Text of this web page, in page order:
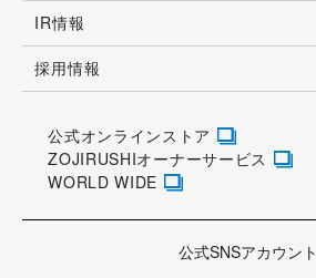
IR情報
採用情報
公式オンラインストア
ZOJIRUSHIオーナーサービス
WORLD WIDE
公式SNSアカウント